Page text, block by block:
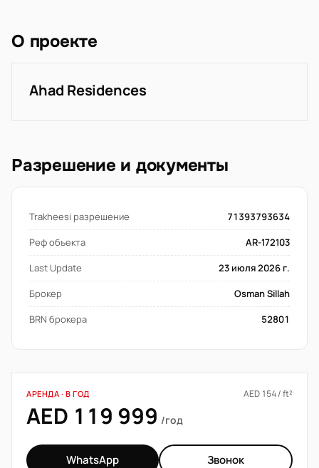
О проекте
Ahad Residences
Разрешение и документы
Trakheesi разрешение
71393793634
Реф объекта
AR-172103
Last Update
23 июля 2026 г.
Брокер
Osman Sillah
BRN брокера
52801
АРЕНДА · В ГОД AED 154 / ft²
AED 119 999 /год
WhatsApp Звонок